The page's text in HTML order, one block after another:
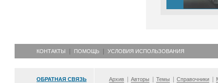
КОНТАКТЫ ПОМОЩЬ УСЛОВИЯ ИСПОЛЬЗОВАНИЯ
ОБРАТНАЯ СВЯЗЬ Архив Авторы Темы Справочники